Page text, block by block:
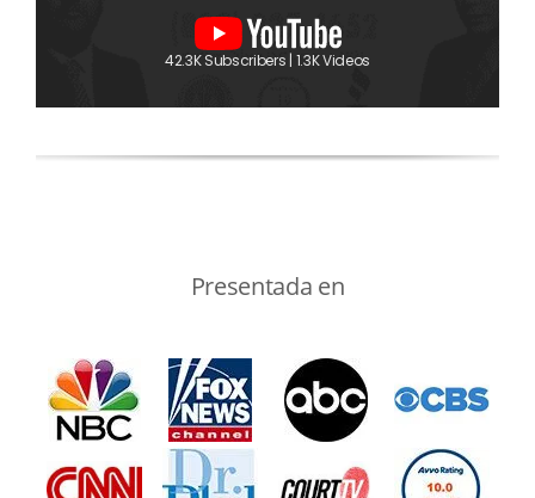
42.3K Subscribers | 1.3K Videos
Presentada en